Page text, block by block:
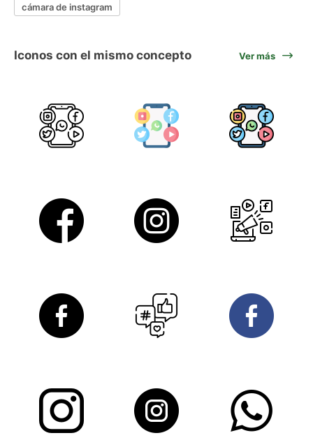
cámara de instagram
Iconos con el mismo concepto Ver más